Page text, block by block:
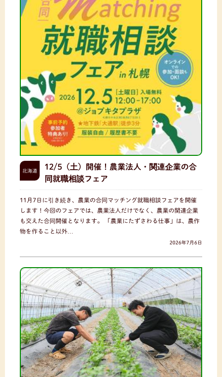
北海道
12/5（土）開催！農業法人・関連企業の合
同就職相談フェア
11月7日に引き続き、農業の合同マッチング就職相談フェアを開催
します！今回のフェアでは、農業法人だけでなく、農業の関連企業
も交えた合同開催となります。 「農業にたずさわる仕事」は、農作
物を作ること以外…
2026年7月6日